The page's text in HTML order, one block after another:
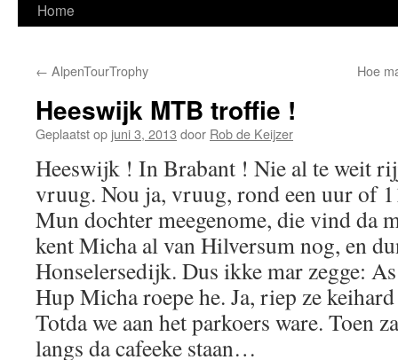
Home
← AlpenTourTrophy Hoe
Heeswijk MTB troffie !
Geplaatst op juni 3, 2013 door Rob de Keijzer
Heeswijk ! In Brabant ! Nie al te weit
vruug. Nou ja, vruug, rond een uur of
Mun dochter meegenome, die vind da
kent Micha al van Hilversum nog, en
Honselersedijk. Dus ikke mar zegge:
Hup Micha roepe he. Ja, riep ze
Totda we aan het parkoers ware. Toen
langs da cafeeke staan…